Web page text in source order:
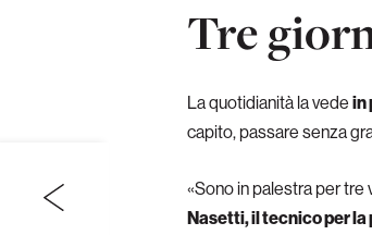
Tre
La quotidianità la vede in
capito, passare senza
«Sono in palestra per tre
Nasetti, il tecnico per